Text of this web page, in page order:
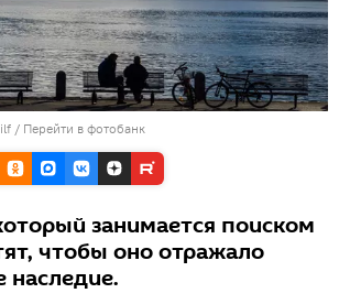
/ Перейти в фотобанк
занимается поиском
чтобы оно отражало
наследие.